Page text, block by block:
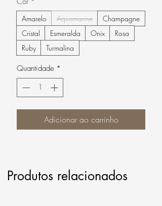
Amarelo Aquamarine
Champagne
Cristal
Esmeralda Onix
Rosa
Ruby
Turmalina
Quantidade *
Adicionar ao carrinho
Produtos relacionados